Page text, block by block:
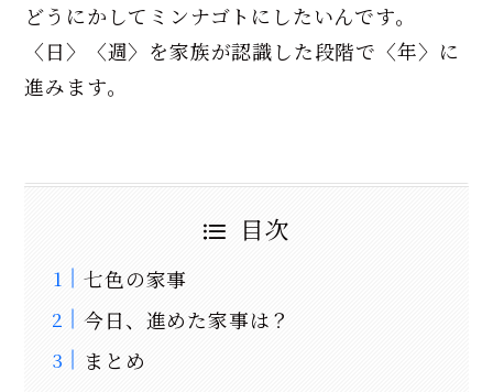
どうにかしてミンナゴトにしたいんです。
〈日〉〈週〉を家族が認識した段階で〈年〉に
進みます。
目次
七色の家事
今日、進めた家事は？
まとめ